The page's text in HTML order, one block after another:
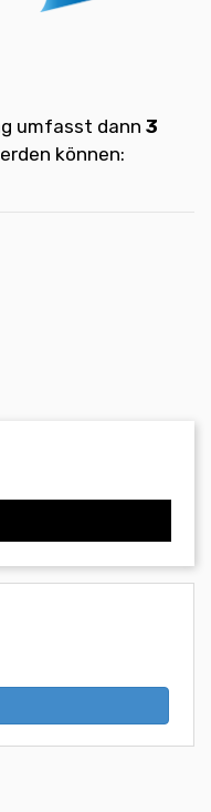
umfasst dann 3
können: